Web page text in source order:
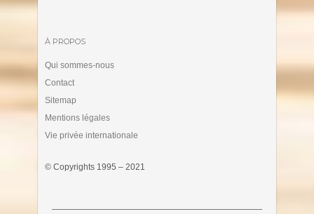
À PROPOS
Qui sommes-nous
Contact
Sitemap
Mentions légales
Vie privée internationale
© Copyrights 1995 – 2021